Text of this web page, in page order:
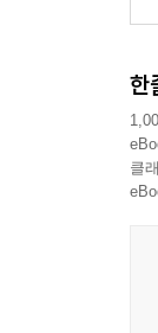
언
세
더
잠
한
클